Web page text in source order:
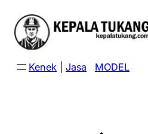
content
Kenek Jasa MODEL